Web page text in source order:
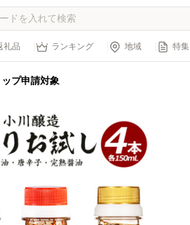
礼品 ランキング 地域 特集
プ申請対象